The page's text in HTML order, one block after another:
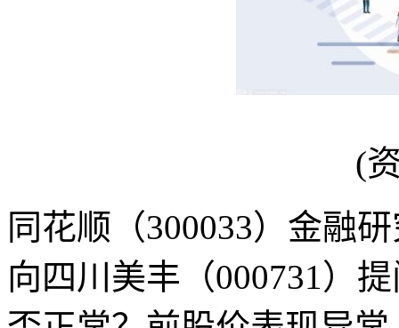
(
同花顺（300033）金融
向四川美丰（000731）